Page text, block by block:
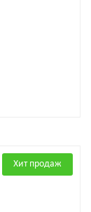
Хит продаж